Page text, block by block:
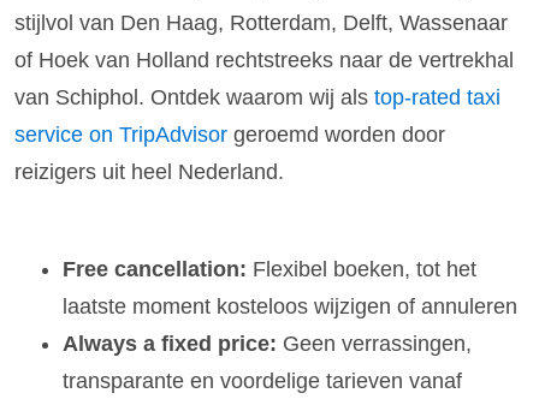
stijlvol van Den Haag, Rotterdam, Delft, Wassenaar
of Hoek van Holland rechtstreeks naar de vertrekhal
van Schiphol. Ontdek waarom wij als top-rated taxi
service on TripAdvisor geroemd worden door
reizigers uit heel Nederland.
Free cancellation: Flexibel boeken, tot het
laatste moment kosteloos wijzigen of annuleren
Always a fixed price: Geen verrassingen,
transparante en voordelige tarieven vanaf